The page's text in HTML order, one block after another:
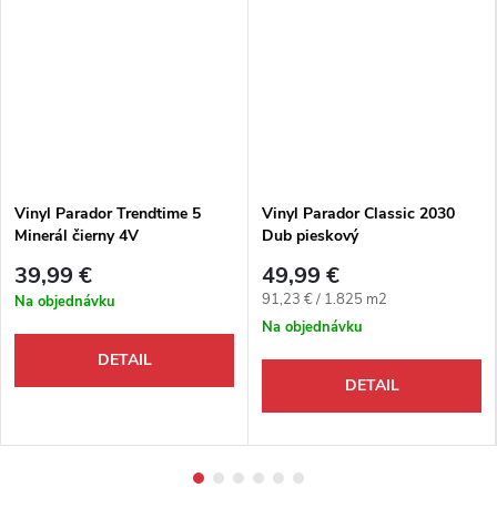
Vinyl Parador Trendtime 5
Minerál čierny 4V
39,99 €
Na objednávku
DETAIL
Vinyl Parador Classic 2030
Dub pieskový
49,99 €
Jednotková cena:
91,23 € / 1.825 m2
Na objednávku
DETAIL